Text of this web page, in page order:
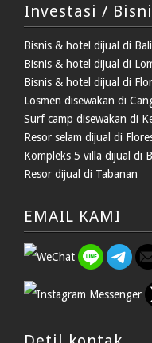
Investasi /
Bisnis & hotel dijual di Bali
Bisnis & hotel dijual di
Bisnis & hotel dijual di
Losmen disewakan di
Surf camp disewakan di
Resor selam dijual di
Kompleks 5 villa dijual di
Resor dijual di Tabanan
EMAIL KAMI